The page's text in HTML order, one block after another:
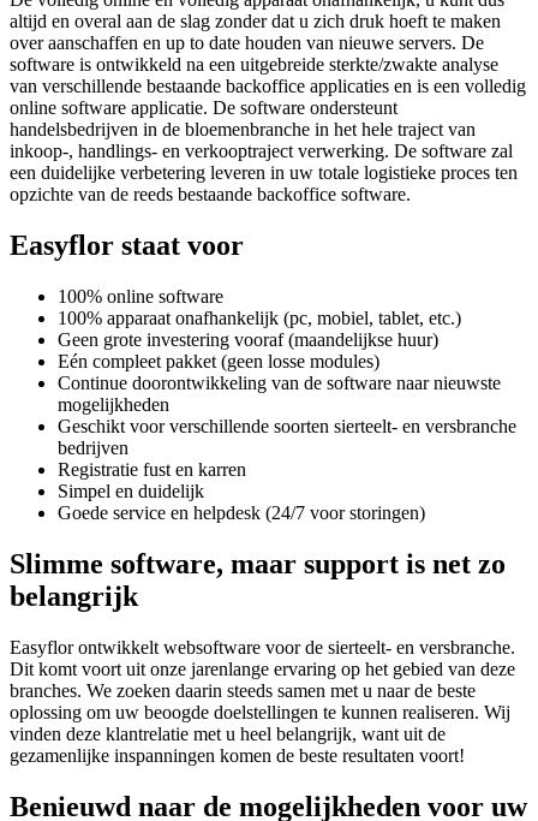
altijd en overal aan de slag zonder dat u zich druk hoeft te maken
over aanschaffen en up to date houden van nieuwe servers. De
software is ontwikkeld na een uitgebreide sterkte/zwakte analyse
van verschillende bestaande backoffice applicaties en is een volledig
online software applicatie. De software ondersteunt
handelsbedrijven in de bloemenbranche in het hele traject van
inkoop-, handlings- en verkooptraject verwerking. De software zal
een duidelijke verbetering leveren in uw totale logistieke proces ten
opzichte van de reeds bestaande backoffice software.
Easyflor staat voor
100% online software
100% apparaat onafhankelijk (pc, mobiel, tablet, etc.)
Geen grote investering vooraf (maandelijkse huur)
Eén compleet pakket (geen losse modules)
Continue doorontwikkeling van de software naar nieuwste
mogelijkheden
Geschikt voor verschillende soorten sierteelt- en versbranche
bedrijven
Registratie fust en karren
Simpel en duidelijk
Goede service en helpdesk (24/7 voor storingen)
Slimme software, maar support is net zo
belangrijk
Easyflor ontwikkelt websoftware voor de sierteelt- en versbranche.
Dit komt voort uit onze jarenlange ervaring op het gebied van deze
branches. We zoeken daarin steeds samen met u naar de beste
oplossing om uw beoogde doelstellingen te kunnen realiseren. Wij
vinden deze klantrelatie met u heel belangrijk, want uit de
gezamenlijke inspanningen komen de beste resultaten voort!
Benieuwd naar de mogelijkheden voor uw